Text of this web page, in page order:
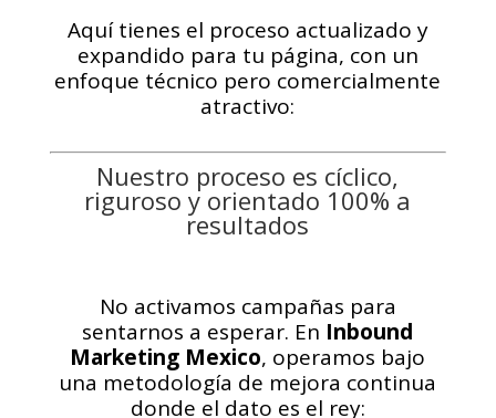
Aquí tienes el proceso actualizado y
expandido para tu página, con un
enfoque técnico pero comercialmente
atractivo:
Nuestro proceso es cíclico,
riguroso y orientado 100% a
resultados
No activamos campañas para
sentarnos a esperar. En Inbound
Marketing Mexico, operamos bajo
una metodología de mejora continua
donde el dato es el rey: